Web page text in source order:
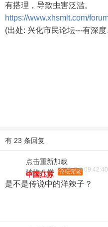
有搭理，导致虫害泛滥。
https://www.xhsmlt.com/
(出处: 兴化市民论坛---有深
有 23 条回复
点击重新加载
沙沟八饼 论坛元老
2026-7-5
中国江苏
是不是传说中的洋辣子？